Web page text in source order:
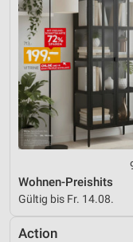
Wohnen-Preishits
Gültig bis Fr. 14.08.
Action